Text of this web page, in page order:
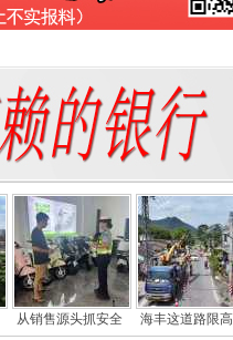
从销售源头抓安全 海丰这道路限